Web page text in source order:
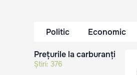
Politic Economic
Prețurile la carburanți
Știri: 376